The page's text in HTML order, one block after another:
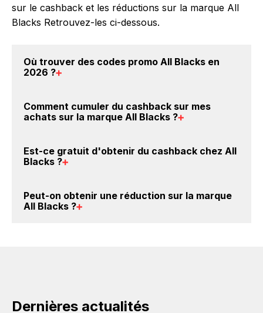
sur le cashback et les réductions sur la marque All
Blacks Retrouvez-les ci-dessous.
Où trouver des codes promo All Blacks en
2026 ?
promo sur les produits All Blacks. Choisissez un site
e-commerce ci-dessus et découvrez si des
Comment cumuler du cashback sur mes
achats sur la marque All Blacks ?
Blacks : Créez votre compte sur BackBackBack et
dans votre cagnotte au plus tard 48h après votre
Est-ce gratuit d'obtenir du cashback chez All
Blacks ?
compte gratuitement pour cumuler vos réductions
Peut-on obtenir une réduction sur la marque
All Blacks ?
Dernières actualités